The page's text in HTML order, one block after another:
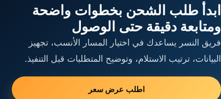
ابدأ طلب الشحن بخطوات واضحة
ومتابعة دقيقة حتى الوصول
فريق النسر يساعدك في اختيار المسار الأنسب، تجهيز
البيانات، ترتيب الاستلام، وتوضيح المتطلبات قبل التنفيذ.
اطلب عرض سعر